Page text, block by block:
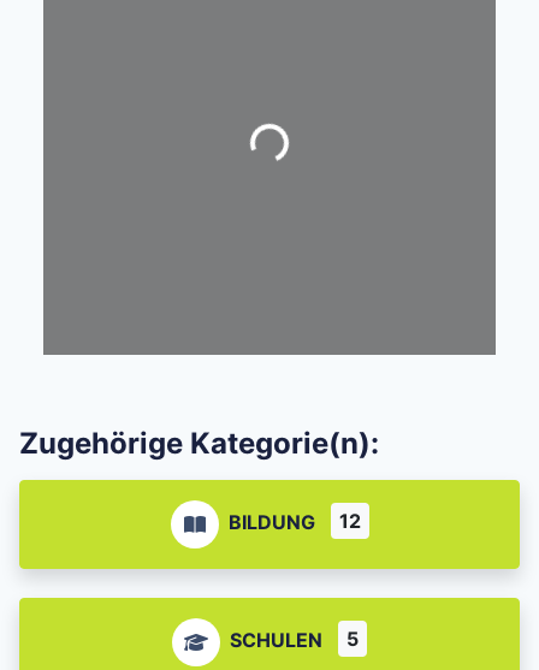
Wird geladen …
Zugehörige Kategorie(n):
BILDUNG 12
SCHULEN 5